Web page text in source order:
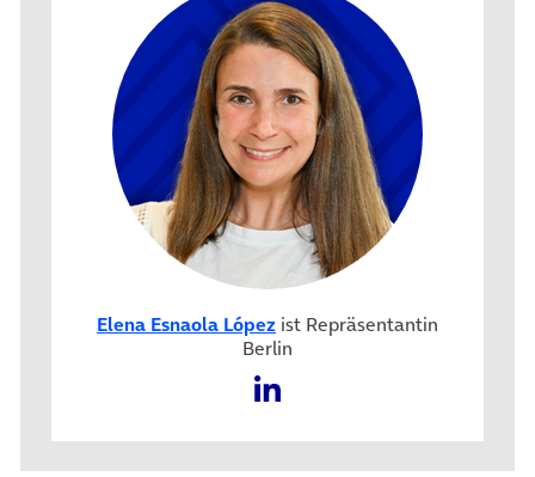
Elena Esnaola López ist Repräsentantin
Berlin